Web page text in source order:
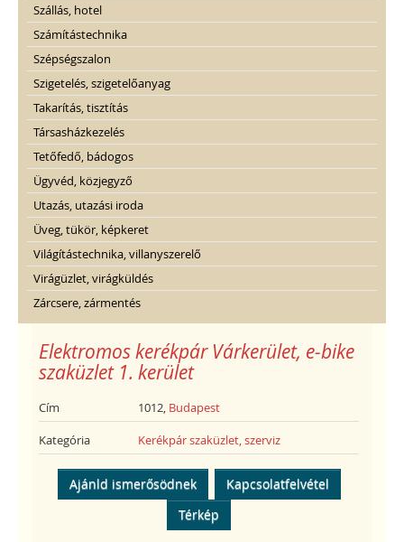
Szállás, hotel
Számítástechnika
Szépségszalon
Szigetelés, szigetelőanyag
Takarítás, tisztítás
Társasházkezelés
Tetőfedő, bádogos
Ügyvéd, közjegyző
Utazás, utazási iroda
Üveg, tükör, képkeret
Világítástechnika, villanyszerelő
Virágüzlet, virágküldés
Zárcsere, zármentés
Elektromos kerékpár Várkerület, e-bike
szaküzlet 1. kerület
Cím 1012, Budapest
Kategória Kerékpár szaküzlet, szerviz
Ajánld ismerősödnek
Kapcsolatfelvétel
Térkép